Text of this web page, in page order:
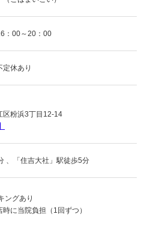
：00～20：00
休あり
区粉浜3丁目12-14
、「住吉大社」駅徒歩5分
ングあり
に当院負担（1回ずつ）